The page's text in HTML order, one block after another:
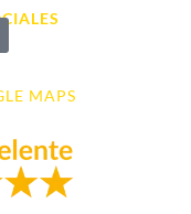
MAPS